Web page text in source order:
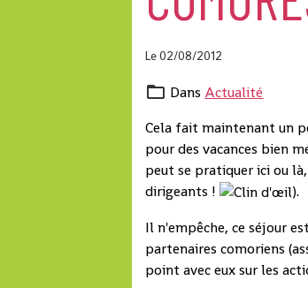
Le 02/08/2012
Dans Actualité
Cela fait maintenant un
pour des vacances bien
peut se pratiquer ici ou
dirigeants !
).
Il n'empêche, ce séjour
partenaires comoriens
point avec eux sur les